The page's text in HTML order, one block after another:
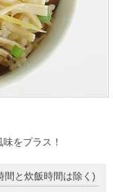
をプラス！
間と炊飯時間は除く)